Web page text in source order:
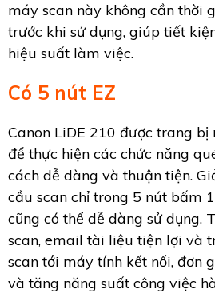
máy scan này không cần thời
trước khi sử dụng, giúp tiết
hiệu suất làm việc.
Có 5 nút EZ
Canon LiDE 210 được trang
để thực hiện các chức năng
cách dễ dàng và thuận tiện.
cầu scan chỉ trong 5 nút bấm
cũng có thể dễ dàng sử dụng.
scan, email tài liệu tiện lợi và
scan tới máy tính kết nối, đơn
và tăng năng suất công việc